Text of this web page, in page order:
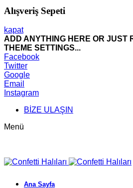
Alışveriş Sepeti
kapat
ADD ANYTHING HERE OR JUST
THEME SETTINGS...
Facebook
Twitter
Google
Email
Instagram
BİZE ULAŞIN
Menü
Ana Sayfa